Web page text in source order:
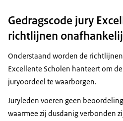
Gedragscode jury
richtlijnen
Onderstaand worden de
Excellente Scholen hanteert om
juryoordeel te waarborgen.
Juryleden voeren geen
waarmee zij dusdanig verbonden